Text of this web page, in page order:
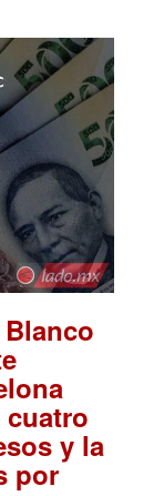
cuatro
y la
por